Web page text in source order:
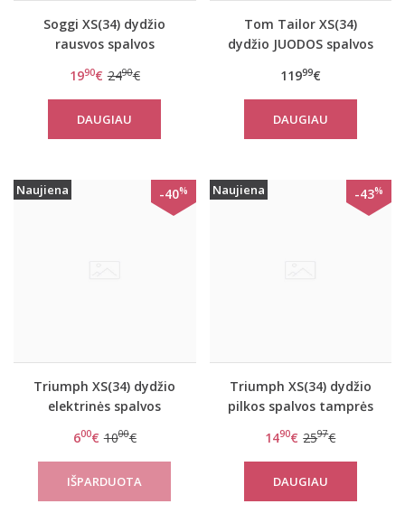
Soggi XS(34) dydžio
rausvos spalvos
Feel Lace Bralette
1990€ 2490€
DAUGIAU
Tom Tailor XS(34)
dydžio JUODOS spalvos
paltas Tom Tailor
29999
11999€
DAUGIAU
Naujiena -40%
Triumph XS(34) dydžio
elektrinės spalvos
kelnaitės swim
Tamarama Hipster
600€ 1000€
Naujiena -43%
Triumph XS(34) dydžio
pilkos spalvos tamprės
1490€ 2597€
DAUGIAU